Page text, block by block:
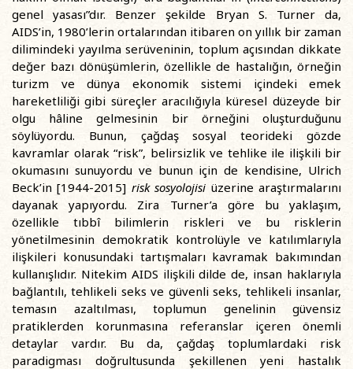
genel yasası”dır. Benzer şekilde Bryan S. Turner da,
AIDS’in, 1980’lerin ortalarından itibaren on yıllık bir zaman
dilimindeki yayılma serüveninin, toplum açısından dikkate
değer bazı dönüşümlerin, özellikle de hastalığın, örneğin
turizm ve dünya ekonomik sistemi içindeki emek
hareketliliği gibi süreçler aracılığıyla küresel düzeyde bir
olgu hâline gelmesinin bir örneğini oluşturduğunu
söylüyordu. Bunun, çağdaş sosyal teorideki gözde
kavramlar olarak “risk”, belirsizlik ve tehlike ile ilişkili bir
okumasını sunuyordu ve bunun için de kendisine, Ulrich
Beck’in [1944-2015] risk sosyolojisi üzerine araştırmalarını
dayanak yapıyordu. Zira Turner’a göre bu yaklaşım,
özellikle tıbbî bilimlerin riskleri ve bu risklerin
yönetilmesinin demokratik kontrolüyle ve katılımlarıyla
ilişkileri konusundaki tartışmaları kavramak bakımından
kullanışlıdır. Nitekim AIDS ilişkili dilde de, insan haklarıyla
bağlantılı, tehlikeli seks ve güvenli seks, tehlikeli insanlar,
temasın azaltılması, toplumun genelinin güvensiz
pratiklerden korunmasına referanslar içeren önemli
detaylar vardır. Bu da, çağdaş toplumlardaki risk
paradigması doğrultusunda şekillenen yeni hastalık